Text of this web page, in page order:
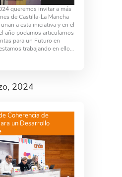
queremos invitar a más
de Castilla-La Mancha
a esta iniciativa y en el
año podamos articularnos
para un Futuro en
trabajando en ello…
2024
Coherencia de
un Desarrollo